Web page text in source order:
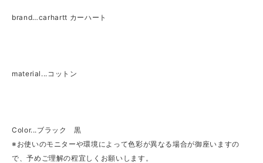
brand…carhartt カーハート
material...コットン
Color...ブラック 黒
※お使いのモニターや環境によって色彩が異なる場合が御座いますの
で、予めご理解の程宜しくお願いします。